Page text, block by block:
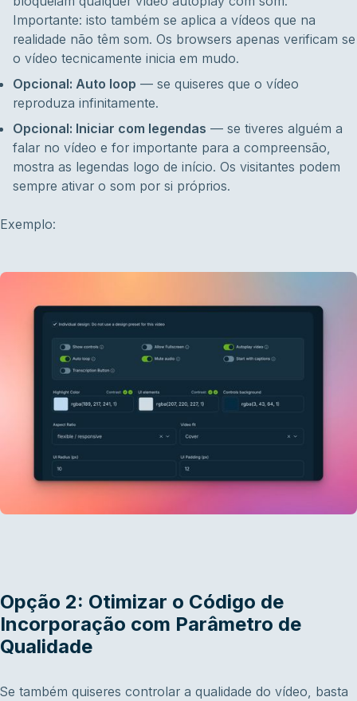
Importante: isto também se aplica a vídeos que na
realidade não têm som. Os browsers apenas verificam se
o vídeo tecnicamente inicia em mudo.
Opcional: Auto loop — se quiseres que o vídeo
reproduza infinitamente.
Opcional: Iniciar com legendas — se tiveres alguém a
falar no vídeo e for importante para a compreensão,
mostra as legendas logo de início. Os visitantes podem
sempre ativar o som por si próprios.
Exemplo:
Opção 2: Otimizar o Código de
Incorporação com Parâmetro de
Qualidade
Se também quiseres controlar a qualidade do vídeo, basta